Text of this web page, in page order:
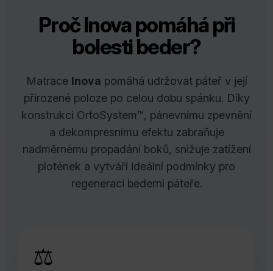
Proč Inova pomáhá při
bolesti beder?
Matrace Inova pomáhá udržovat páteř v její
přirozené poloze po celou dobu spánku. Díky
konstrukci OrtoSystem™, pánevnímu zpevnění
a dekompresnímu efektu zabraňuje
nadměrnému propadání boků, snižuje zatížení
plotének a vytváří ideální podmínky pro
regeneraci bederní páteře.
⚖️